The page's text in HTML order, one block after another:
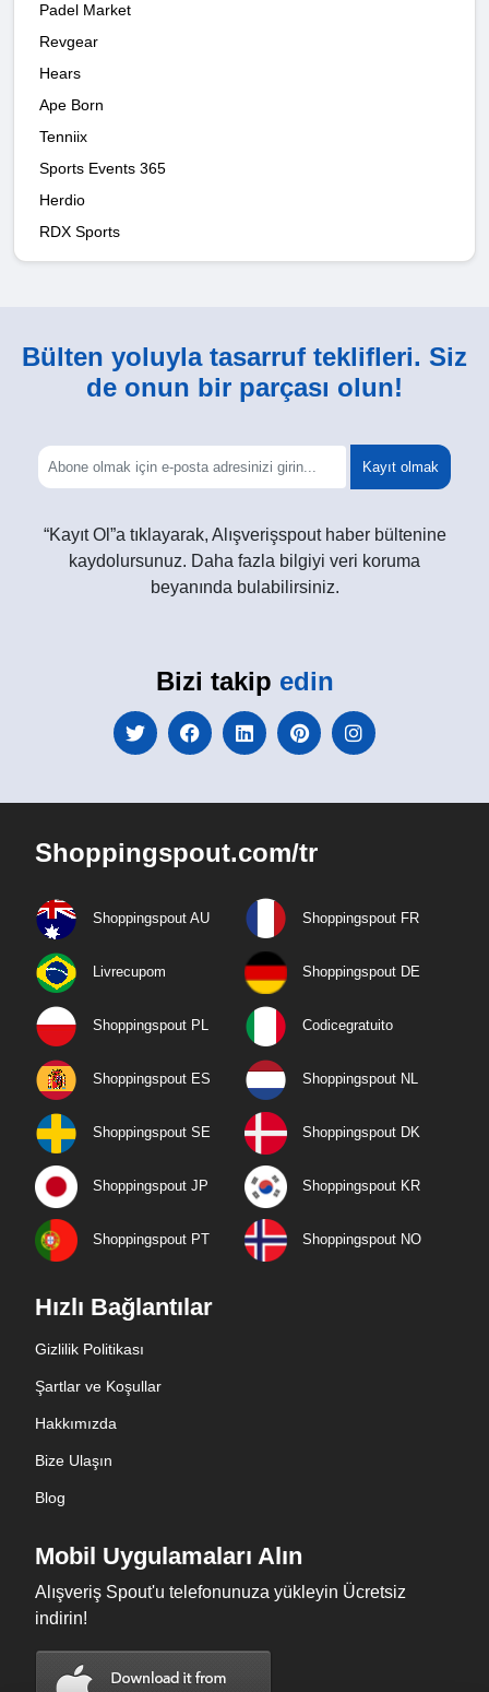
Padel Market
Revgear
Hears
Ape Born
Tenniix
Sports Events 365
Herdio
RDX Sports
Bülten yoluyla tasarruf teklifleri. Siz
de onun bir parçası olun!
Kayıt olmak
“Kayıt Ol”a tıklayarak, Alışverişspout haber bültenine
kaydolursunuz. Daha fazla bilgiyi veri koruma
beyanında bulabilirsiniz.
Bizi takip edin
Shoppingspout.com/tr
Shoppingspout AU Shoppingspout FR
Livrecupom Shoppingspout DE
Shoppingspout PL Codicegratuito
Shoppingspout ES Shoppingspout NL
Shoppingspout SE Shoppingspout DK
Shoppingspout JP Shoppingspout KR
Shoppingspout PT Shoppingspout NO
Hızlı Bağlantılar
Gizlilik Politikası
Şartlar ve Koşullar
Hakkımızda
Bize Ulaşın
Blog
Mobil Uygulamaları Alın
Alışveriş Spout'u telefonunuza yükleyin Ücretsiz
indirin!